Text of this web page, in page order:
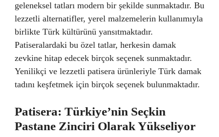
geleneksel tatları modern bir şekilde sunmaktadır. Bu
lezzetli alternatifler, yerel malzemelerin kullanımıyla
birlikte Türk kültürünü yansıtmaktadır.
Patiseralardaki bu özel tatlar, herkesin damak
zevkine hitap edecek birçok seçenek sunmaktadır.
Yenilikçi ve lezzetli patisera ürünleriyle Türk damak
tadını keşfetmek için birçok seçenek bulunmaktadır.
Patisera: Türkiye’nin Seçkin
Pastane Zinciri Olarak Yükseliyor